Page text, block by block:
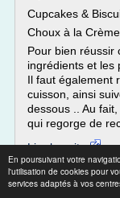
En poursuivant votre
l'utilisation de cookies pour
services adaptés à vos
Cupcakes &
Choux à la
Pour bien réussir
ingrédients et les
Il faut également
cuisson, ainsi
dessous .. Au
qui regorge de
Lire la suite
Site :